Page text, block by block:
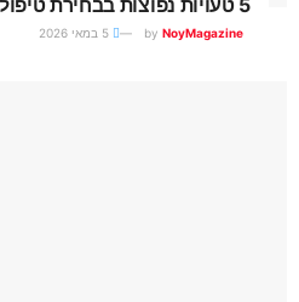
5 טעויות נפוצות בבחירת טיפול מיקרובליידינג
by NoyMagazine